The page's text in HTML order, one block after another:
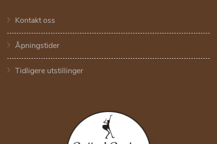
Kontakt oss
Åpningstider
Tidligere utstillinger